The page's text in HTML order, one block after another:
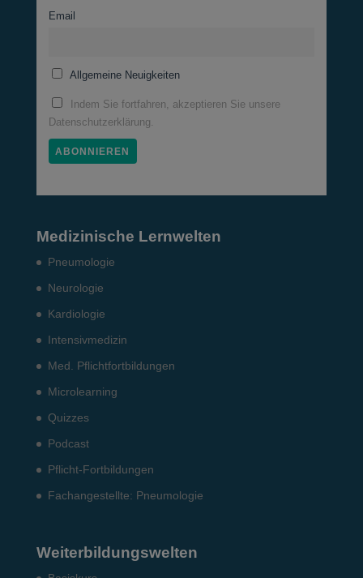
Email
Allgemeine Neuigkeiten
Indem Sie fortfahren, akzeptieren Sie unsere
Datenschutzerklärung.
Medizinische Lernwelten
Pneumo­logie
Neurologie
Kardiologie
Intensiv­medizin
Med. Pflichtfort­bildun­gen
Microlearning
Quizzes
Podcast
Pflicht-Fort­bildun­gen
Fach­angestellte: Pneumo­logie
Weiterbildungswelten